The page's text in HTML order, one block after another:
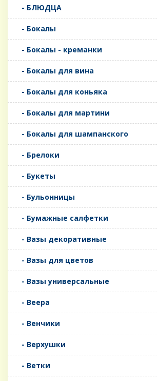
- БЛЮДЦА
- Бокалы
- Бокалы - креманки
- Бокалы для вина
- Бокалы для коньяка
- Бокалы для мартини
- Бокалы для шампанского
- Брелоки
- Букеты
- Бульонницы
- Бумажные салфетки
- Вазы декоративные
- Вазы для цветов
- Вазы универсальные
- Веера
- Венчики
- Верхушки
- Ветки